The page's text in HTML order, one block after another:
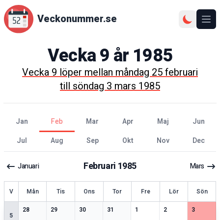
Veckonummer.se
Vecka9år 1985
Vecka9löper mellanmåndag 25 februari
tillsöndag 3 mars 1985
jan feb mar apr maj
jun
jul
aug sep okt nov dec
Januari Februari 1985 Mars
Vecka Mån Tis Ons Tor Fre Lör Sön
5
28
3speciella datum
29
1speciella datum
30
2speciella datum
31
2speciella datum
12 speciella datum
2
0speciella datum
3
2